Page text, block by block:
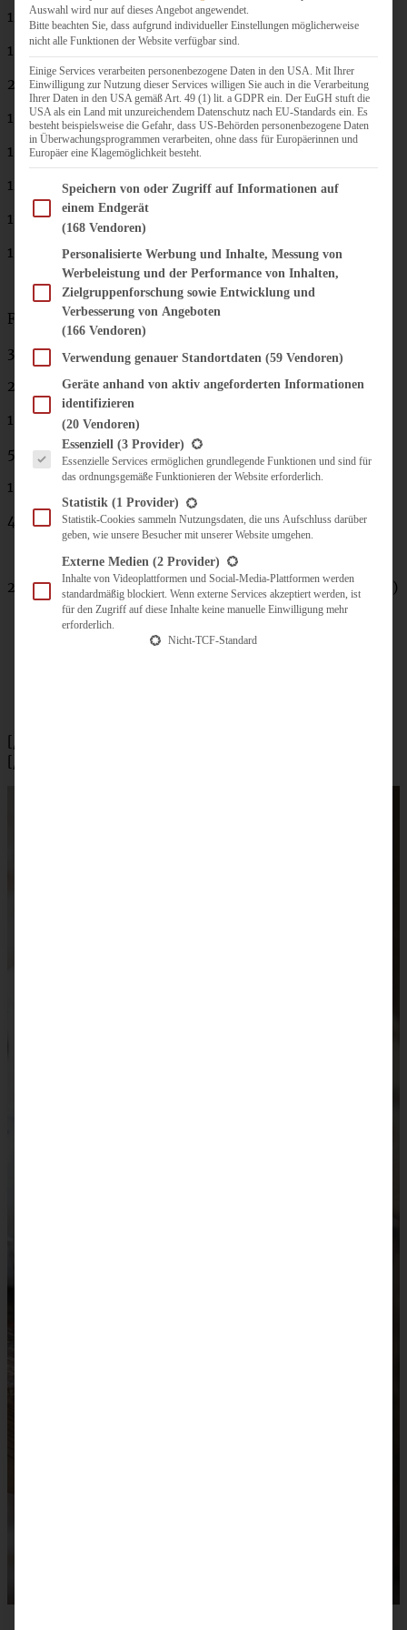
125 g Zucker
1 Prise Salz
200 g Mehl
100 g gemahlene Mandeln
1 Pck. Backpulver
125 ml Rapsöl
1 EL Vanille-Extrakt
1 TL Zitronenabrieb einer Bio-Zitrone
Füllung:
300 ml Sahne
200 g Frischkäse
150 ml Eierlikör
50 g Puderzucker
1 TL Vanille-Extrakt
4 Blatt Gelatine
200 g Mango-Konfitüre (oder eine andere helle Konfitüre)
[/tab]
[/tabs]
Auswahl wird nur auf dieses Angebot angewendet.
Bitte beachten Sie, dass aufgrund individueller Einstellungen möglicherweise
nicht alle Funktionen der Website verfügbar sind.
Einige Services verarbeiten personenbezogene Daten in den USA. Mit Ihrer
Einwilligung zur Nutzung dieser Services willigen Sie auch in die Verarbeitung
Ihrer Daten in den USA gemäß Art. 49 (1) lit. a GDPR ein. Der EuGH stuft die
USA als ein Land mit unzureichendem Datenschutz nach EU-Standards ein. Es
besteht beispielsweise die Gefahr, dass US-Behörden personenbezogene Daten
in Überwachungsprogrammen verarbeiten, ohne dass für Europäerinnen und
Europäer eine Klagemöglichkeit besteht.
Im Folgenden finden Sie eine Liste der Zwecke des IAB Transparency and Consent
Speichern von oder Zugriff auf Informationen auf
einem Endgerät
(168 Vendoren)
Personalisierte Werbung und Inhalte, Messung von
Werbeleistung und der Performance von Inhalten,
Zielgruppenforschung sowie Entwicklung und
Verbesserung von Angeboten
(166 Vendoren)
Verwendung genauer Standortdaten (59 Vendoren)
Geräte anhand von aktiv angeforderten Informationen
identifizieren
(20 Vendoren)
Es folgt eine Liste der Service-Gruppen, für die eine Einwilligung erteilt werden
Essenziell (3 Provider)
Essenzielle Services ermöglichen grundlegende Funktionen und sind für
das ordnungsgemäße Funktionieren der Website erforderlich.
Statistik (1 Provider)
Statistik-Cookies sammeln Nutzungsdaten, die uns Aufschluss darüber
geben, wie unsere Besucher mit unserer Website umgehen.
Externe Medien (2 Provider)
Inhalte von Videoplattformen und Social-Media-Plattformen werden
standardmäßig blockiert. Wenn externe Services akzeptiert werden, ist
für den Zugriff auf diese Inhalte keine manuelle Einwilligung mehr
erforderlich.
Nicht-TCF-Standard